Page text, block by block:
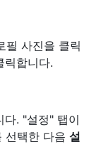
필 사진을 클릭
릭합니다.
다. "설정" 탭이
선택한 다음 설